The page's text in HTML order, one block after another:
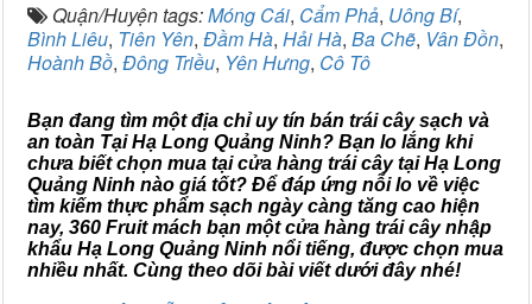
Quận/Huyện tags:Móng Cái, Cẩm Phả, Uông Bí,
Bình Liêu, Tiên Yên, Đầm Hà, Hải Hà, Ba Chẽ, Vân Đồn,
Hoành Bồ, Đông Triều, Yên Hưng, Cô Tô
Bạn đang tìm một địa chỉ uy tín bán trái cây sạch và
an toàn Tại Hạ Long Quảng Ninh? Bạn lo lắng khi
chưa biết chọn mua tại cửa hàng trái cây tại Hạ Long
Quảng Ninh nào giá tốt? Để đáp ứng nỗi lo về việc
tìm kiếm thực phẩm sạch ngày càng tăng cao hiện
nay, 360 Fruit mách bạn một cửa hàng trái cây nhập
khẩu Hạ Long Quảng Ninh nổi tiếng, được chọn mua
nhiều nhất. Cùng theo dõi bài viết dưới đây nhé!